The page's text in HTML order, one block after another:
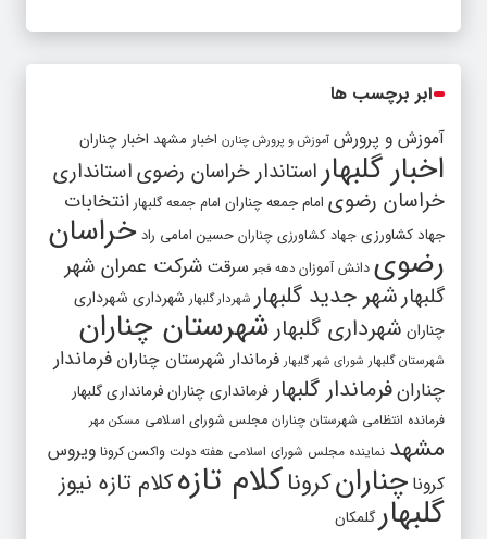
ابر برچسب ها
آموزش و پرورش آموزش و پرورش چنارن اخبار مشهد اخبار چناران
اخبار گلبهار استاندار خراسان رضویاستانداری
خراسان رضوی امام جمعه چناران امام جمعه گلبهار انتخابات
جهاد کشاورزی جهاد کشاورزی چناران حسین امامی راد خراسان
رضوی دانش آموزان دهه فجر سرقت شرکت عمران شهر
گلبهار شهر جدید گلبهار شهردار گلبهار شهرداری شهرداری
چناران شهرداری گلبهار شهرستان چناران
شهرستان گلبهار شورای شهر گلبهار فرماندار شهرستان چناران فرماندار
چنارانفرماندار گلبهار فرمانداری چنارانفرمانداری گلبهار
فرمانده انتظامی شهرستان چناران مجلس شورای اسلامی مسکن مهر
مشهد نماینده مجلس شورای اسلامی هفته دولت واکسن کرونا ویروس
کرونا چنارانکروناکلام تازهکلام تازه نیوز
گلبهار گلمکان